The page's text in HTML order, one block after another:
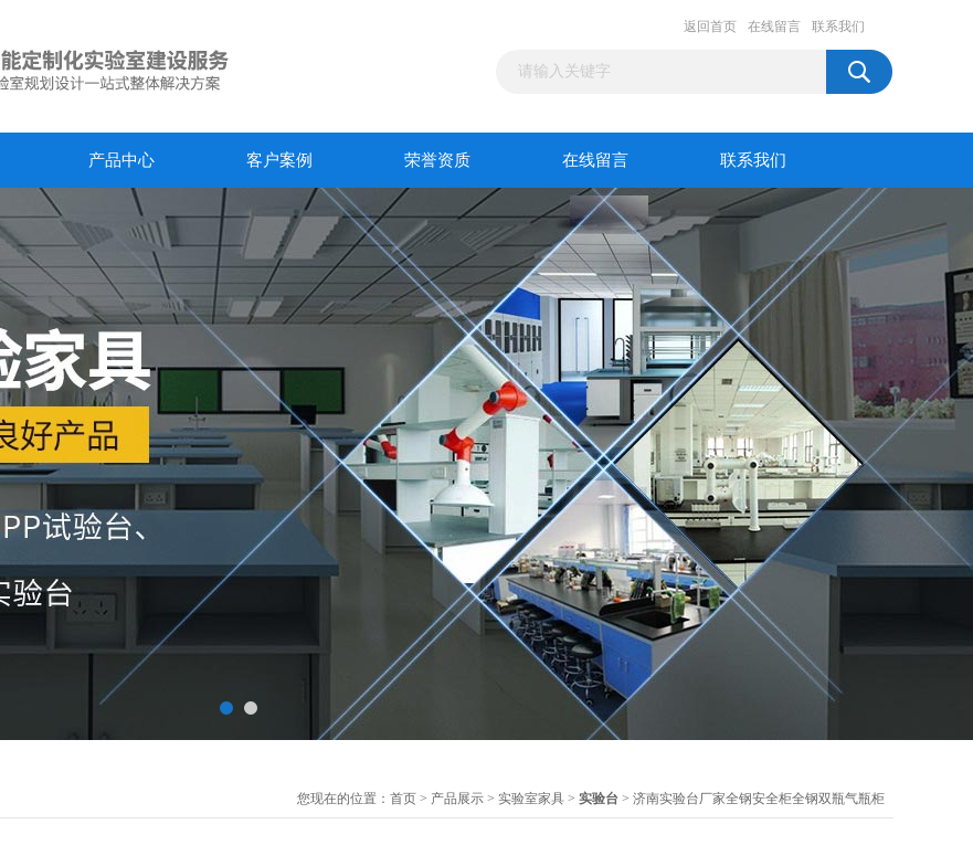
返回首页 在线留言 联系我们
产品中心 客户案例 荣誉资质 在线留言 联系我们
您现在的位置： 首页 > 产品展示 > 实验室家具 > 实验台 > 济南实验台厂家全钢安全柜全钢双瓶气瓶柜